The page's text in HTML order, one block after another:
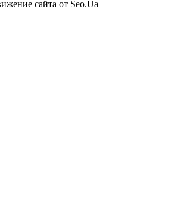
сайта от Seo.Ua